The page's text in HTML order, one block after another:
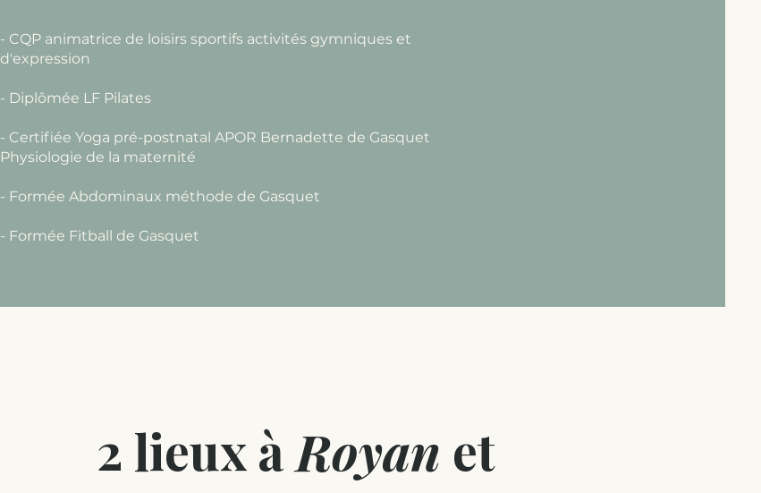
- CQP animatrice de loisirs sportifs activités gymniques et
d'expression
- Diplômée LF Pilates
- Certifiée Yoga pré-postnatal APOR Bernadette de Gasquet
Physiologie de la maternité
- Formée Abdominaux méthode de Gasquet
- Formée Fitball de Gasquet
2 lieux àRoyan et